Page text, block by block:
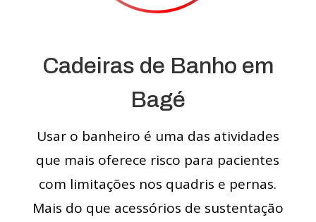
Cadeiras de Banho em
Bagé
Usar o banheiro é uma das atividades
que mais oferece risco para pacientes
com limitações nos quadris e pernas.
Mais do que acessórios de sustentação